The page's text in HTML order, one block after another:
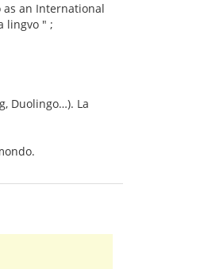
as an International
lingvo " ;
Duolingo…). La